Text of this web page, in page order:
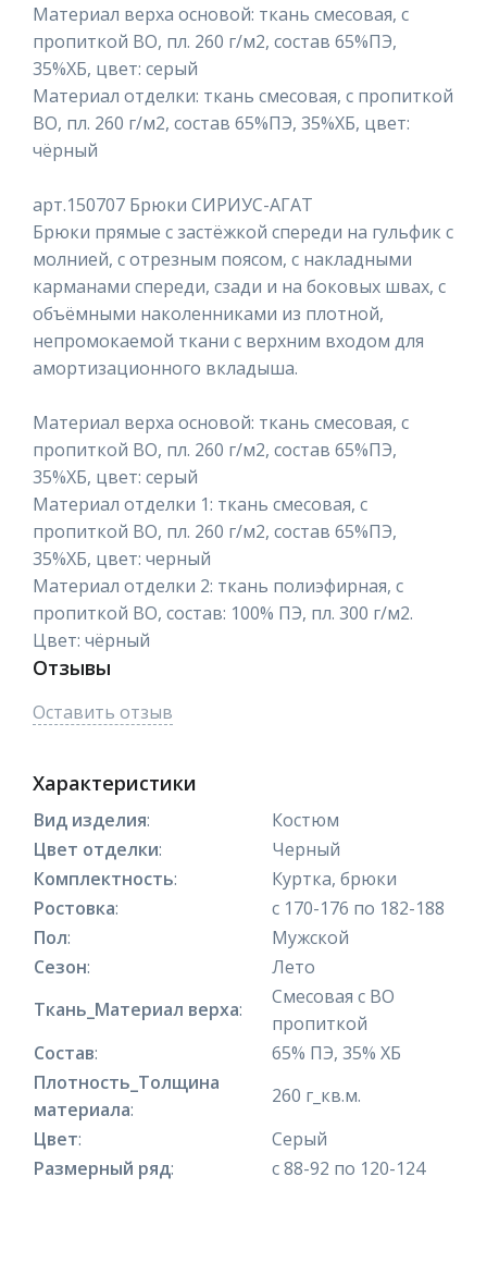
Материал верха основой: ткань смесовая, с
пропиткой ВО, пл. 260 г/м2, состав 65%ПЭ,
35%ХБ, цвет: серый
Материал отделки: ткань смесовая, с пропиткой
ВО, пл. 260 г/м2, состав 65%ПЭ, 35%ХБ, цвет:
чёрный
арт.150707 Брюки СИРИУС-АГАТ
Брюки прямые с застёжкой спереди на гульфик с
молнией, с отрезным поясом, с накладными
карманами спереди, сзади и на боковых швах, с
объёмными наколенниками из плотной,
непромокаемой ткани с верхним входом для
амортизационного вкладыша.
Материал верха основой: ткань смесовая, с
пропиткой ВО, пл. 260 г/м2, состав 65%ПЭ,
35%ХБ, цвет: серый
Материал отделки 1: ткань смесовая, с
пропиткой ВО, пл. 260 г/м2, состав 65%ПЭ,
35%ХБ, цвет: черный
Материал отделки 2: ткань полиэфирная, с
пропиткой ВО, состав: 100% ПЭ, пл. 300 г/м2.
Цвет: чёрный
Отзывы
Оставить отзыв
Характеристики
Вид изделия:
Костюм
Цвет отделки:
Черный
Комплектность:
Куртка, брюки
Ростовка:
с 170-176 по 182-188
Пол:
Мужской
Сезон:
Лето
Ткань_Материал верха:
Смесовая с ВО
пропиткой
Состав:
65% ПЭ, 35% ХБ
Плотность_Толщина
материала:
260 г_кв.м.
Цвет:
Серый
Размерный ряд: с 88-92 по 120-124